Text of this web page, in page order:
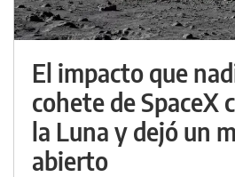
El impacto que
cohete de SpaceX
la Luna y dejó un
abierto